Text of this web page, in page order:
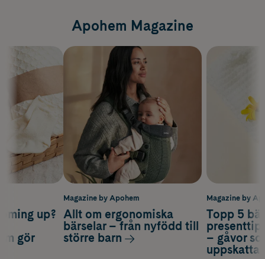
Apohem Magazine
Magazine by
Topp 5
– gåvor
up?
gör
Magazine by Apohem
Allt om ergonomiska
bärselar – från nyfödd till
större barn